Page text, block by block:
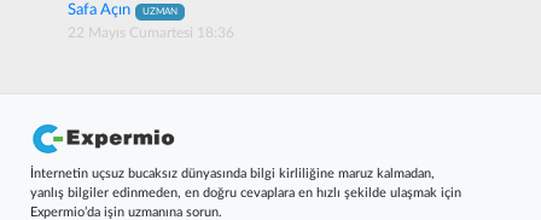
Safa Açın UZMAN
22 Mayıs Cumartesi 18:36
İnternetin uçsuz bucaksız dünyasında bilgi kirliliğine maruz kalmadan,
yanlış bilgiler edinmeden, en doğru cevaplara en hızlı şekilde ulaşmak için
Expermio’da işin uzmanına sorun.